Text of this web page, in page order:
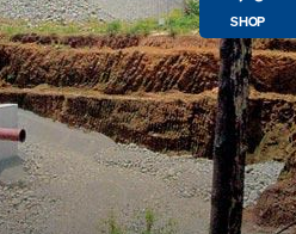
SHOP